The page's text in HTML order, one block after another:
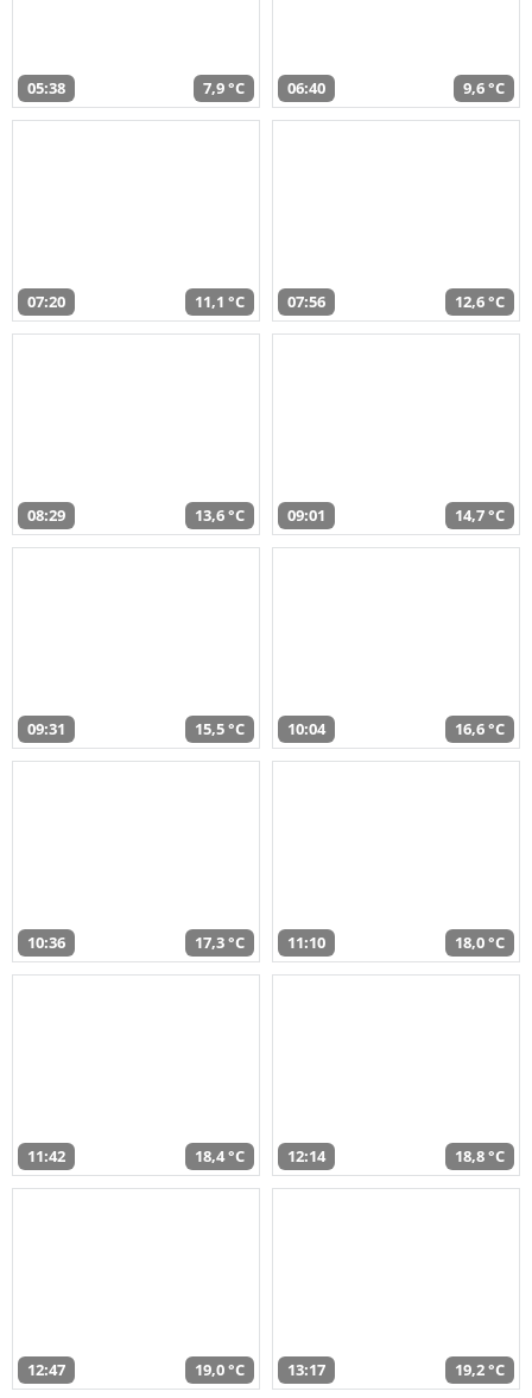
05:38 7,9 °C 06:40 9,6 °C
07:20 11,1 °C 07:56 12,6 °C
08:29 13,6 °C 09:01 14,7 °C
09:31 15,5 °C 10:04 16,6 °C
10:36 17,3 °C 11:10 18,0 °C
11:42 18,4 °C 12:14 18,8 °C
12:47 19,0 °C 13:17 19,2 °C